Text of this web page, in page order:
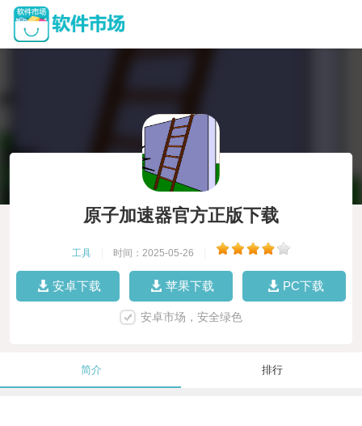
原子加速器官方正版下载
工具 时间：2025-05-26
安卓下载 苹果下载 PC下载
安卓市场，安全绿色
简介 排行